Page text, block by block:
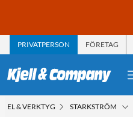
PRIVATPERSON FÖRETAG
EL & VERKTYG STARKSTRÖM